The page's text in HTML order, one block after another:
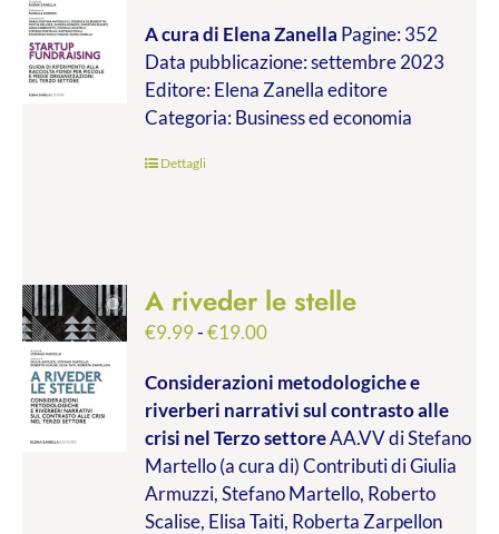
prezzo:
da
€24.99
a
A cura di Elena Zanella Pagine: 352
Data pubblicazione: settembre 2023
Editore: Elena Zanella editore
Categoria: Business ed economia
Dettagli
A riveder le stelle
€9.99-€19.00Fascia
prezzo:
da
€9.99
a
€19.00
Considerazioni metodologiche e
riverberi narrativi sul contrasto alle
crisi nel Terzo settoreAA.VV di Stefano
Martello (a cura di) Contributi di Giulia
Armuzzi, Stefano Martello, Roberto
Scalise, Elisa Taiti, Roberta Zarpellon